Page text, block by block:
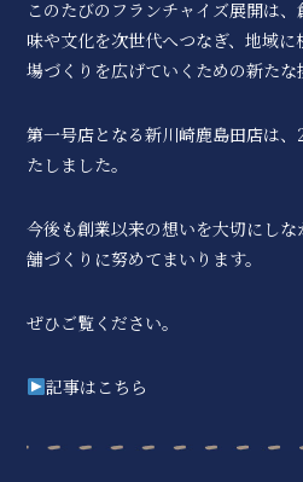
このたびのフランチャイズ展開は
味や文化を次世代へつなぎ、地域
場づくりを広げていくための新たな
第一号店となる新川崎鹿島田店は
たしました。
今後も創業以来の想いを大切にし
舗づくりに努めてまいります。
ぜひご覧ください。
記事はこちら